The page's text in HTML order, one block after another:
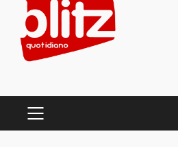
content
PRIMARY